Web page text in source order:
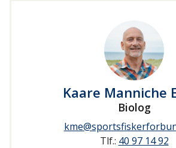
Kaare Manniche
Biolog
Tlf.: 40 97 14 92